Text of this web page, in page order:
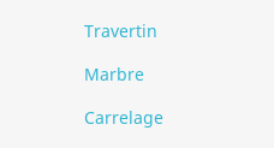
Travertin
Marbre
Carrelage